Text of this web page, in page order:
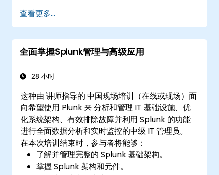
查看更多...
全面掌握Splunk管理与高级应用
28 小时
这种由 讲师指导的 中国现场培训（在线或现场）面
向希望使用 Plunk 来 分析和管理 IT 基础设施、优
化系统架构、有效排除故障并利用 Splunk 的功能
进行全面数据分析和实时监控的中级 IT 管理员。
在本次培训结束时，参与者将能够：
了解并管理完整的 Splunk 基础架构。
掌握 Splunk 架构和元件。